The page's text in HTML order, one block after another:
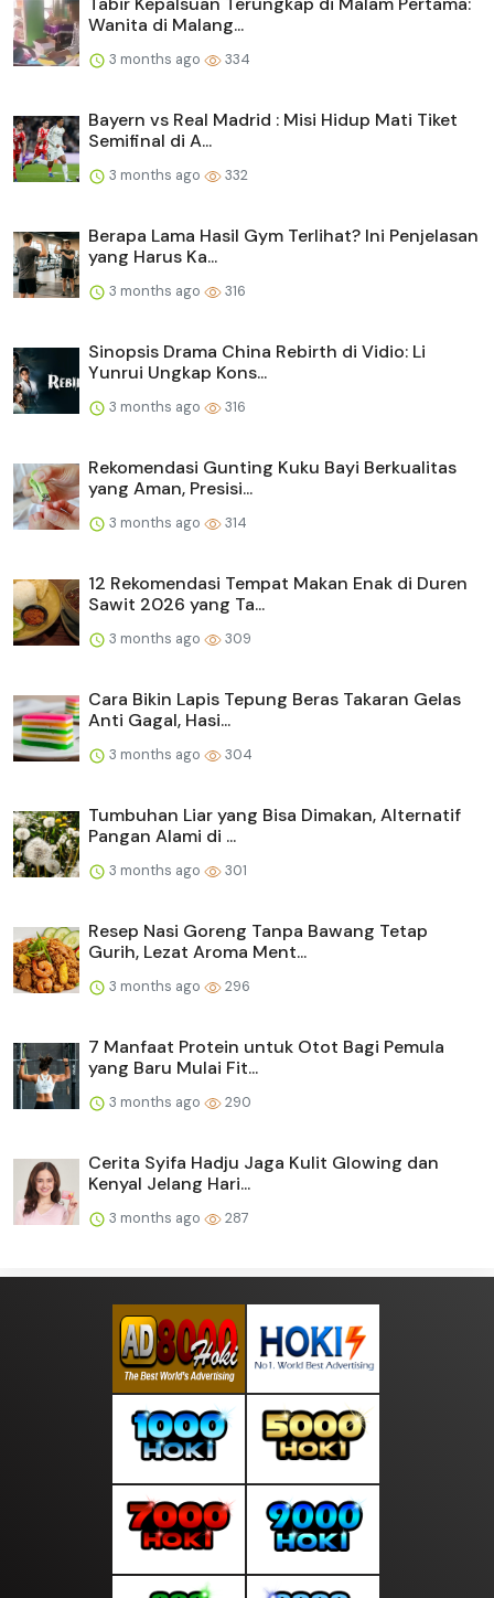
Wanita di Malang...
3 months ago 334
Bayern vs Real Madrid : Misi Hidup Mati Tiket
Semifinal di A...
3 months ago 332
Berapa Lama Hasil Gym Terlihat? Ini Penjelasan
yang Harus Ka...
3 months ago 316
Sinopsis Drama China Rebirth di Vidio: Li
Yunrui Ungkap Kons...
3 months ago 316
Rekomendasi Gunting Kuku Bayi Berkualitas
yang Aman, Presisi...
3 months ago 314
12 Rekomendasi Tempat Makan Enak di Duren
Sawit 2026 yang Ta...
3 months ago 309
Cara Bikin Lapis Tepung Beras Takaran Gelas
Anti Gagal, Hasi...
3 months ago 304
Tumbuhan Liar yang Bisa Dimakan, Alternatif
Pangan Alami di ...
3 months ago 301
Resep Nasi Goreng Tanpa Bawang Tetap
Gurih, Lezat Aroma Ment...
3 months ago 296
7 Manfaat Protein untuk Otot Bagi Pemula
yang Baru Mulai Fit...
3 months ago 290
Cerita Syifa Hadju Jaga Kulit Glowing dan
Kenyal Jelang Hari...
3 months ago 287